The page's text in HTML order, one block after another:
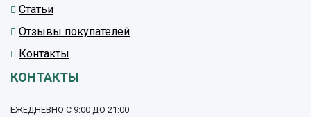
Статьи
Отзывы покупателей
Контакты
КОНТАКТЫ
ЕЖЕДНЕВНО С 9:00 ДО 21:00